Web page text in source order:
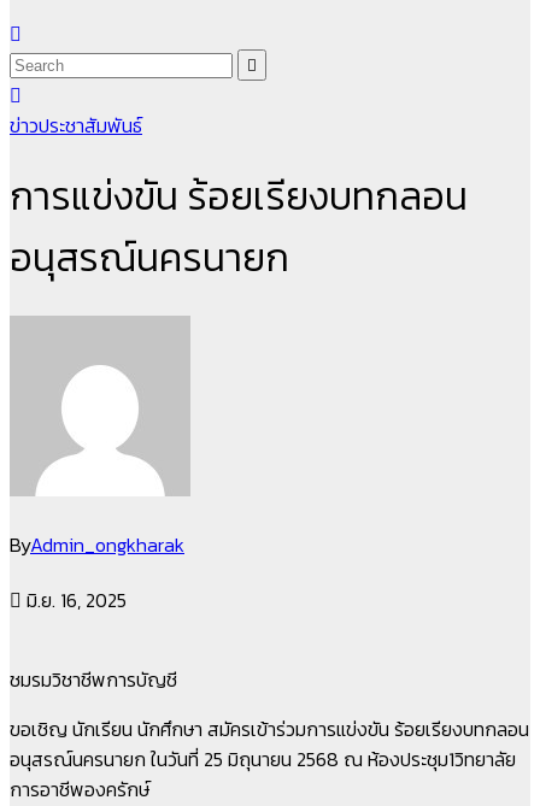
ข่าวประชาสัมพันธ์
การแข่งขัน ร้อยเรียงบทกลอน
อนุสรณ์นครนายก
ByAdmin_ongkharak
มิ.ย. 16, 2025
ชมรมวิชาชีพการบัญชี
ขอเชิญ นักเรียน นักศึกษา สมัครเข้าร่วมการแข่งขัน ร้อยเรียงบทกลอน
อนุสรณ์นครนายก ในวันที่ 25 มิถุนายน 2568 ณ ห้องประชุม1วิทยาลัย
การอาชีพองครักษ์